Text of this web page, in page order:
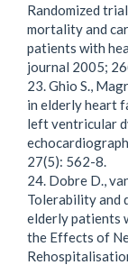
Randomized
mortality and
patients with
journal 2005;
23. Ghio S.,
in elderly heart
left ventricular
27(5): 562-8.
24. Dobre D.,
Tolerability and
elderly patients
the Effects of